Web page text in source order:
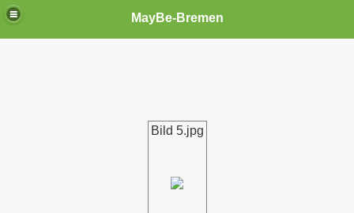
MayBe-Bremen
Bild 5.jpg